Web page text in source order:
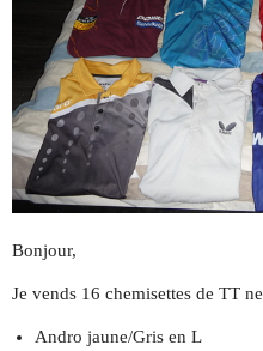
Bonjour,
Je vends 16 chemisettes de TT
Andro jaune/Gris en L